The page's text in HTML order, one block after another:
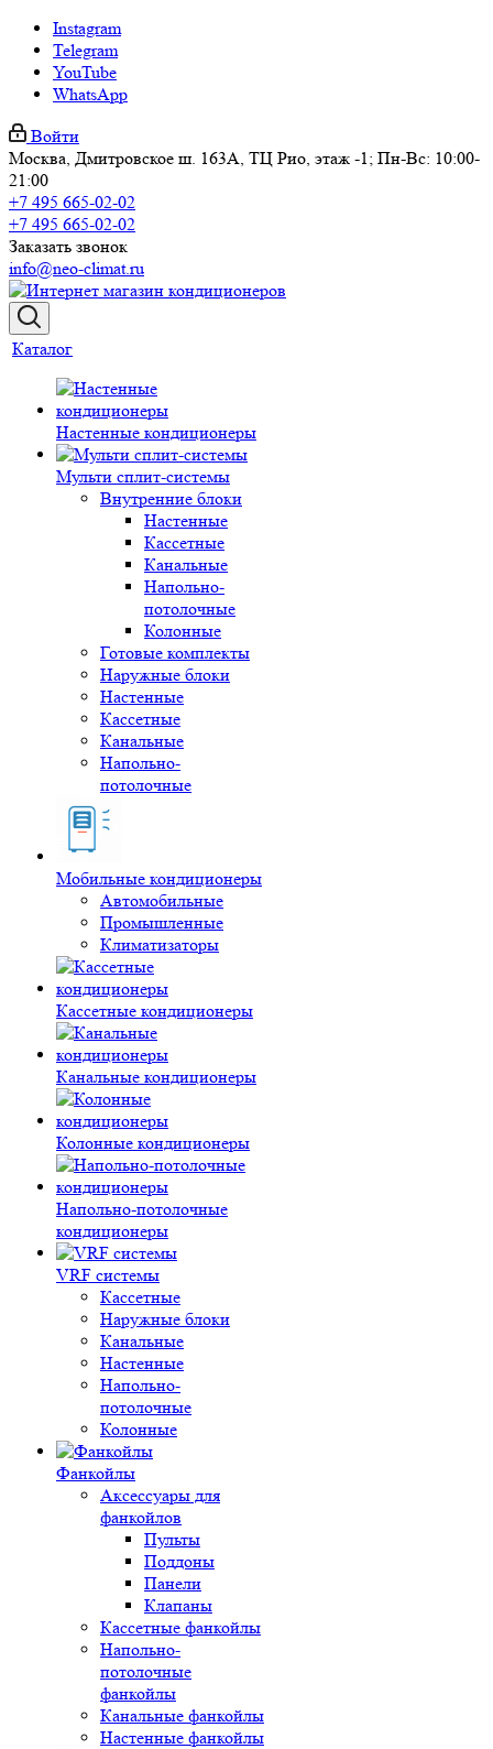
Instagram
Telegram
YouTube
WhatsApp
Войти
Москва, Дмитровское ш. 163А, ТЦ Рио, этаж -1; Пн-Вс: 10:00-
21:00
+7 495 665-02-02
+7 495 665-02-02
Заказать звонок
info@neo-climat.ru
Каталог
Настенные кондиционеры
Мульти сплит-системы
Внутренние блоки
Настенные
Кассетные
Канальные
Напольно-
потолочные
Колонные
Готовые комплекты
Наружные блоки
Настенные
Кассетные
Канальные
Напольно-
потолочные
Мобильные кондиционеры
Автомобильные
Промышленные
Климатизаторы
Кассетные кондиционеры
Канальные кондиционеры
Колонные кондиционеры
Напольно-потолочные
кондиционеры
VRF системы
Кассетные
Наружные блоки
Канальные
Настенные
Напольно-
потолочные
Колонные
Фанкойлы
Аксессуары для
фанкойлов
Пульты
Поддоны
Панели
Клапаны
Кассетные фанкойлы
Напольно-
потолочные
фанкойлы
Канальные фанкойлы
Настенные фанкойлы